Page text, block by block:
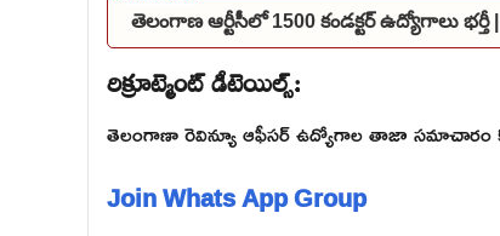
తెలంగాణ ఆర్టీసీలో 1500 కండక్టర్ ఉద్యోగాలు
రిక్రూట్మెంట్ డీటెయిల్స్:
తెలంగాణా రెవిన్యూ ఆఫీసర్ ఉద్యోగాల తాజా సమాచారం
Join Whats App Group